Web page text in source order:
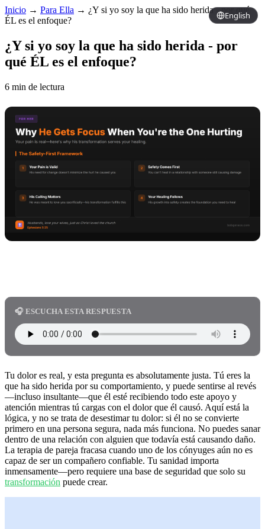
English
Inicio → Para Ella → ¿Y si yo soy la que ha sido herida - por qué
ÉL es el enfoque?
¿Y si yo soy la que ha sido herida - por
qué ÉL es el enfoque?
6 min de lectura
🎧 ESCUCHA ESTA RESPUESTA
Tu dolor es real, y esta pregunta es absolutamente justa. Tú eres la
que ha sido herida por su comportamiento, y puede sentirse al revés
—incluso insultante—que él esté recibiendo todo este apoyo y
atención mientras tú cargas con el dolor que él causó. Aquí está la
lógica, y no se trata de desestimar tu dolor: si él no se convierte
primero en una persona segura, nada más funciona. No puedes sanar
dentro de una relación con alguien que todavía está causando daño.
La terapia de pareja fracasa cuando uno de los cónyuges aún no es
capaz de ser un compañero confiable. Tu sanidad importa
inmensamente—pero requiere una base de seguridad que solo su
transformación puede crear.